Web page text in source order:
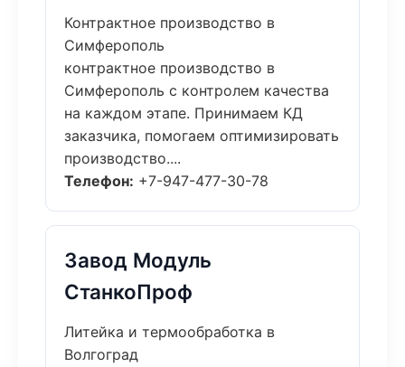
Контрактное производство в
Симферополь
контрактное производство в
Симферополь с контролем качества
на каждом этапе. Принимаем КД
заказчика, помогаем оптимизировать
производство....
Телефон: +7-947-477-30-78
Завод Модуль
СтанкоПроф
Литейка и термообработка в
Волгоград